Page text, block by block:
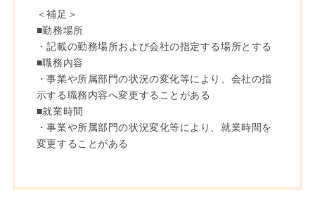
＜補足＞
■勤務場所
・記載の勤務場所および会社の指定する場所とする
■職務内容
・事業や所属部門の状況の変化等により、会社の指
示する職務内容へ変更することがある
■就業時間
・事業や所属部門の状況変化等により、就業時間を
変更することがある